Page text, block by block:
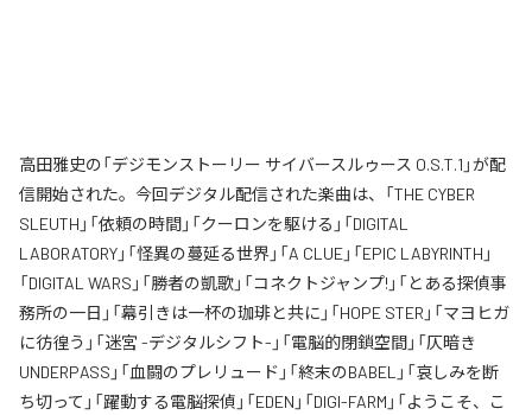
高田雅史の「デジモンストーリー サイバースルゥース O.S.T.1」が配
信開始された。今回デジタル配信された楽曲は、「THE CYBER
SLEUTH」「依頼の時間」「クーロンを駆ける」「DIGITAL
LABORATORY」「怪異の蔓延る世界」「A CLUE」「EPIC LABYRINTH」
「DIGITAL WARS」「勝者の凱歌」「コネクトジャンプ!」「とある探偵事
務所の一日」「幕引きは一杯の珈琲と共に」「HOPE STER」「マヨヒガ
に彷徨う」「迷宮 -デジタルシフト-」「電脳的閉鎖空間」「仄暗き
UNDERPASS」「血闘のプレリュード」「終末のBABEL」「哀しみを断
ち切って」「躍動する電脳探偵」「EDEN」「DIGI-FARM」「ようこそ、こ